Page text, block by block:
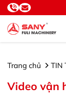
Trang chủ TIN
Video vận